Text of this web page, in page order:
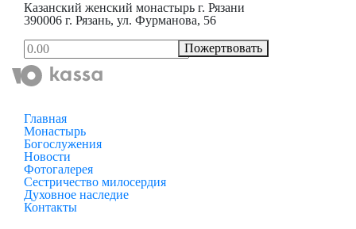
Казанский женский монастырь г. Рязани
390006 г. Рязань, ул. Фурманова, 56
Пожертвовать
Главная
Монастырь
Богослужения
Новости
Фотогалерея
Сестричество милосердия
Духовное наследие
Контакты